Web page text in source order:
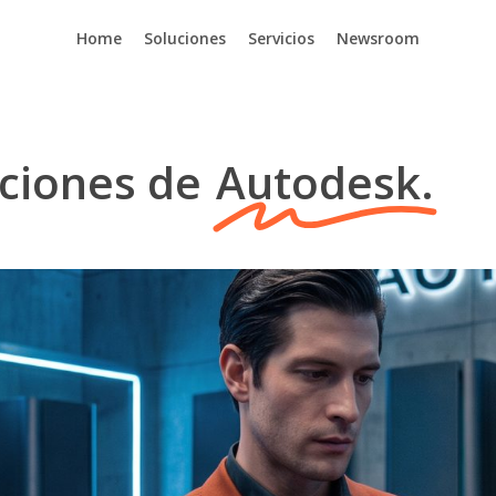
Home Soluciones Servicios Newsroom
de Autodesk.